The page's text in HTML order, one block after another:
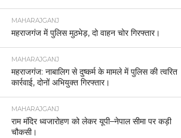
MAHARAJGANJ
महराजगंज में पुलिस मुठभेड़, दो वाहन चोर गिरफ्तार।
MAHARAJGANJ
महराजगंज: नाबालिग से दुष्कर्म के मामले में पुलिस की त्वरित
कार्रवाई, दोनों अभियुक्त गिरफ्तार।
MAHARAJGANJ
राम मंदिर ध्वजारोहण को लेकर यूपी–नेपाल सीमा पर कड़ी
चौकसी।